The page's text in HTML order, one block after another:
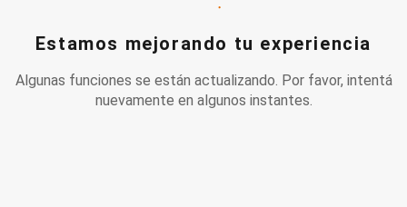
Estamos mejorando tu experiencia
Algunas funciones se están actualizando. Por favor, intentá
nuevamente en algunos instantes.